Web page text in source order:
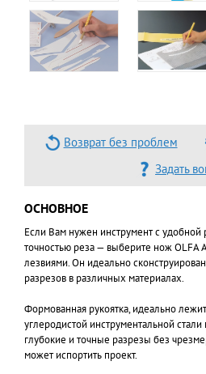
Возврат без проблем
Задать
ОСНОВНОЕ
Если Вам нужен инструмент с удобной
точностью реза — выберите нож
лезвиями. Он идеально
разрезов в различных материалах.
Формованная рукоятка, идеально
углеродистой инструментальной
глубокие и точные разрезы без
может испортить проект.